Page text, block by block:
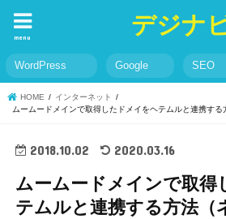
デジナ
menu
WordPress Google SEO
HOME
インターネット
ムームードメインで取得したドメイをヘテムルと連携する
2018.10.02 2020.03.16
ムームードメインで取得
テムルと連携する方法（